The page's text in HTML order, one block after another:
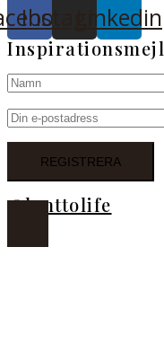
InstagramLinkedin
Inspirationsmejl
@lanttolife